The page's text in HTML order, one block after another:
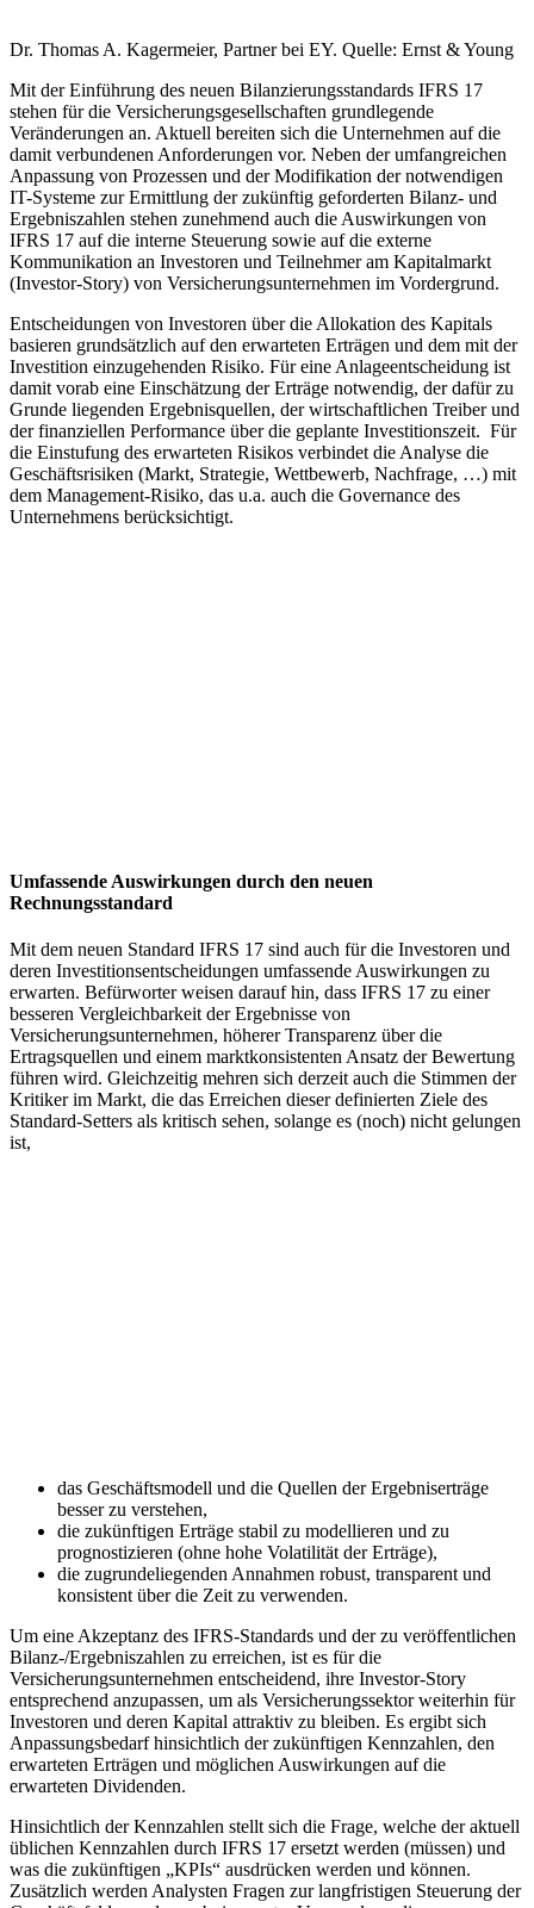
Dr. Thomas A. Kagermeier, Partner bei EY. Quelle: Ernst & Young
Mit der Einführung des neuen Bilanzierungsstandards IFRS 17
stehen für die Versicherungsgesellschaften grundlegende
Veränderungen an. Aktuell bereiten sich die Unternehmen auf die
damit verbundenen Anforderungen vor. Neben der umfangreichen
Anpassung von Prozessen und der Modifikation der notwendigen
IT-Systeme zur Ermittlung der zukünftig geforderten Bilanz- und
Ergebniszahlen stehen zunehmend auch die Auswirkungen von
IFRS 17 auf die interne Steuerung sowie auf die externe
Kommunikation an Investoren und Teilnehmer am Kapitalmarkt
(Investor-Story) von Versicherungsunternehmen im Vordergrund.
Entscheidungen von Investoren über die Allokation des Kapitals
basieren grundsätzlich auf den erwarteten Erträgen und dem mit der
Investition einzugehenden Risiko. Für eine Anlageentscheidung ist
damit vorab eine Einschätzung der Erträge notwendig, der dafür zu
Grunde liegenden Ergebnisquellen, der wirtschaftlichen Treiber und
der finanziellen Performance über die geplante Investitionszeit. Für
die Einstufung des erwarteten Risikos verbindet die Analyse die
Geschäftsrisiken (Markt, Strategie, Wettbewerb, Nachfrage, …) mit
dem Management-Risiko, das u.a. auch die Governance des
Unternehmens berücksichtigt.
Umfassende Auswirkungen durch den neuen
Rechnungsstandard
Mit dem neuen Standard IFRS 17 sind auch für die Investoren und
deren Investitionsentscheidungen umfassende Auswirkungen zu
erwarten. Befürworter weisen darauf hin, dass IFRS 17 zu einer
besseren Vergleichbarkeit der Ergebnisse von
Versicherungsunternehmen, höherer Transparenz über die
Ertragsquellen und einem marktkonsistenten Ansatz der Bewertung
führen wird. Gleichzeitig mehren sich derzeit auch die Stimmen der
Kritiker im Markt, die das Erreichen dieser definierten Ziele des
Standard-Setters als kritisch sehen, solange es (noch) nicht gelungen
ist,
das Geschäftsmodell und die Quellen der Ergebniserträge
besser zu verstehen,
die zukünftigen Erträge stabil zu modellieren und zu
prognostizieren (ohne hohe Volatilität der Erträge),
die zugrundeliegenden Annahmen robust, transparent und
konsistent über die Zeit zu verwenden.
Um eine Akzeptanz des IFRS-Standards und der zu veröffentlichen
Bilanz-/Ergebniszahlen zu erreichen, ist es für die
Versicherungsunternehmen entscheidend, ihre Investor-Story
entsprechend anzupassen, um als Versicherungssektor weiterhin für
Investoren und deren Kapital attraktiv zu bleiben. Es ergibt sich
Anpassungsbedarf hinsichtlich der zukünftigen Kennzahlen, den
erwarteten Erträgen und möglichen Auswirkungen auf die
erwarteten Dividenden.
Hinsichtlich der Kennzahlen stellt sich die Frage, welche der aktuell
üblichen Kennzahlen durch IFRS 17 ersetzt werden (müssen) und
was die zukünftigen „KPIs“ ausdrücken werden und können.
Zusätzlich werden Analysten Fragen zur langfristigen Steuerung der